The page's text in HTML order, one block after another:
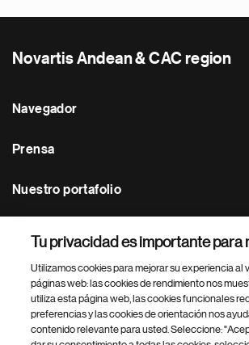
Novartis Andean & CAC region
Navegador
Prensa
Nuestro portafolio
Footer Site Search
Tu privacidad es importante para
Utilizamos cookies para mejorar su experiencia al
páginas web: las cookies de rendimiento nos
utiliza esta página web, las cookies funcionales
preferencias y las cookies de orientación nos
contenido relevante para usted. Seleccione: